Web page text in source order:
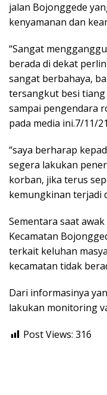
jalan Bojonggede
kenyamanan dan
“Sangat
berada di dekat
sangat berbahaya,
tersangkut besi
sampai pengendara
pada media ini.7/11/
“saya berharap
segera lakukan
korban, jika terus
kemungkinan terjadi
Sementara saat
Kecamatan
terkait keluhan
kecamatan tidak
Dari informasinya
lakukan monitoring
Post Views: 316